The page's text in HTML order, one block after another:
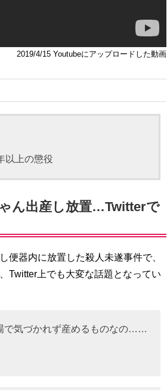
2019/4/15 Youtubeにアップロードした動画
以上の懲役
ん出産し放置…Twitterで
便器内に放置した殺人未遂事件で、
Twitter上でも大変な話題となってい
で気づかれず産めるものなの……